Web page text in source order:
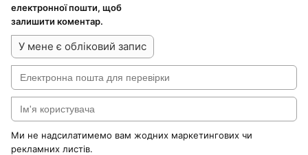
електронної пошти, щоб
залишити коментар.
У мене є обліковий запис
Ми не надсилатимемо вам жодних маркетингових чи
рекламних листів.